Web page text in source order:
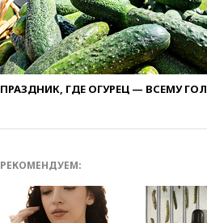
ПРАЗДНИК, ГДЕ ОГУРЕЦ — ВСЕМУ
РЕКОМЕНДУЕМ: